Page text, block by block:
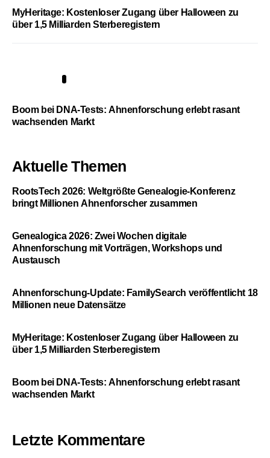
MyHeritage: Kostenloser Zugang über Halloween zu
über 1,5 Milliarden Sterberegistern
Boom bei DNA-Tests: Ahnenforschung erlebt rasant
wachsenden Markt
Aktuelle Themen
RootsTech 2026: Weltgrößte Genealogie-Konferenz
bringt Millionen Ahnenforscher zusammen
Genealogica 2026: Zwei Wochen digitale
Ahnenforschung mit Vorträgen, Workshops und
Austausch
Ahnenforschung-Update: FamilySearch veröffentlicht 18
Millionen neue Datensätze
MyHeritage: Kostenloser Zugang über Halloween zu
über 1,5 Milliarden Sterberegistern
Boom bei DNA-Tests: Ahnenforschung erlebt rasant
wachsenden Markt
Letzte Kommentare